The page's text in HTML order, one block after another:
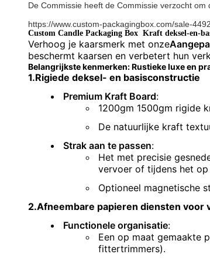
De Commissie heeft de Commissie verzocht
https://www.custom-packagingbox.com/sale-
Custom Candle Packaging Box ️ Kraft deksel-en-
Verhoog je kaarsmerk met onze
beschermt kaarsen en verbetert hun
Belangrijkste kenmerken: Rustieke luxe en
1.Rigiede deksel- en basisconstructie
Premium Kraft Board:
1200gm 1500gm rigide
De natuurlijke kraft
Strak aan te passen:
Het met precisie
vervoer of tijdens het
Optioneel magnetische
2.Afneembare papieren diensten voor
Functionele organisatie:
Een op maat gemaakte
fittertrimmers).